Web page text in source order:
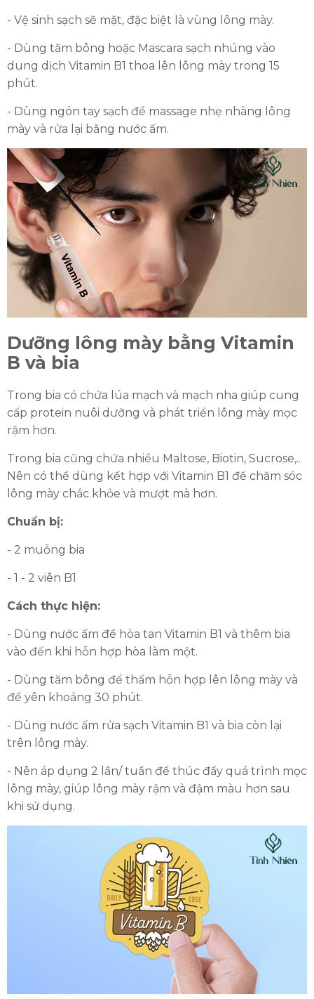
- Vệ sinh sạch sẽ mặt, đặc biệt là vùng lông mày.
- Dùng tăm bông hoặc Mascara sạch nhúng vào
dung dịch Vitamin B1 thoa lên lông mày trong 15
phút.
- Dùng ngón tay sạch để massage nhẹ nhàng lông
mày và rửa lại bằng nước ấm.
Dưỡng lông mày bằng Vitamin
B và bia
Trong bia có chứa lúa mạch và mạch nha giúp cung
cấp protein nuôi dưỡng và phát triển lông mày mọc
rậm hơn.
Trong bia cũng chứa nhiều Maltose, Biotin, Sucrose,..
Nên có thể dùng kết hợp với Vitamin B1 để chăm sóc
lông mày chắc khỏe và mượt mà hơn.
Chuẩn bị:
- 2 muỗng bia
- 1 - 2 viên B1
Cách thực hiện:
- Dùng nước ấm để hòa tan Vitamin B1 và thêm bia
vào đến khi hỗn hợp hòa làm một.
- Dùng tăm bông để thấm hỗn hợp lên lông mày và
để yên khoảng 30 phút.
- Dùng nước ấm rửa sạch Vitamin B1 và bia còn lại
trên lông mày.
- Nên áp dụng 2 lần/ tuần để thúc đẩy quá trình mọc
lông mày, giúp lông mày rậm và đậm màu hơn sau
khi sử dụng.
0335587487